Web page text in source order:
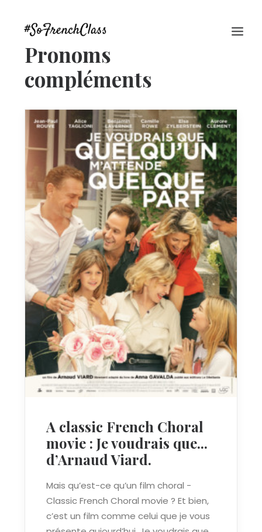
#SOFRENCHCLASS PRIVACY POLICY
Recherche
Pronoms
compléments
A classic French Choral
movie : Je voudrais que...
d’Arnaud Viard.
Mais qu’est-ce qu’un film choral -
Classic French Choral movie ? Et bien,
c’est un film comme celui que je vous